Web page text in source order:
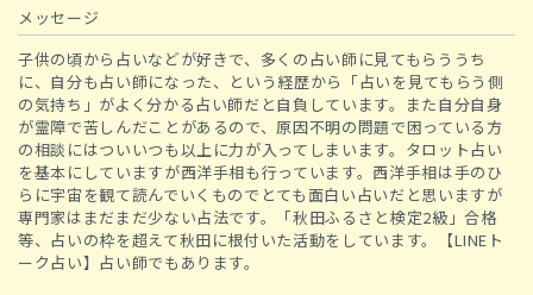
メッセージ
子供の頃から占いなどが好きで、多くの占い師に見てもらううち
に、自分も占い師になった、という経歴から「占いを見てもらう側
の気持ち」がよく分かる占い師だと自負しています。また自分自身
が霊障で苦しんだことがあるので、原因不明の問題で困っている方
の相談にはついいつも以上に力が入ってしまいます。タロット占い
を基本にしていますが西洋手相も行っています。西洋手相は手のひ
らに宇宙を観て読んでいくものでとても面白い占いだと思いますが
専門家はまだまだ少ない占法です。「秋田ふるさと検定2級」合格
等、占いの枠を超えて秋田に根付いた活動をしています。【LINEト
ーク占い】占い師でもあります。